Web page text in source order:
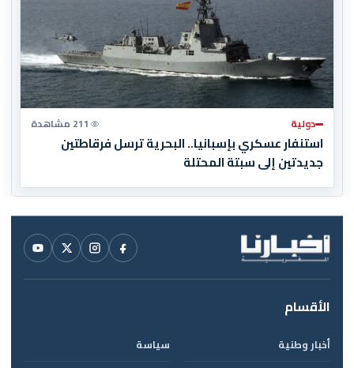
دولية 211 مشاهدة
استنفار عسكري بإسبانيا.. البحرية ترسل فرقاطتين
جديدتين إلى سبتة المحتلة
الأقسام
أخبار وطنية
سياسة